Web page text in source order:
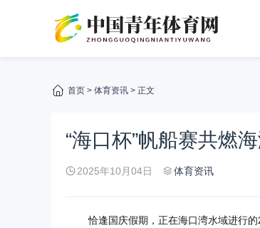
首页 > 体育资讯 > 正文
“海口杯”帆船赛共燃
2025年10月04日 体育资讯
恰逢国庆假期，正在海口湾水域进行